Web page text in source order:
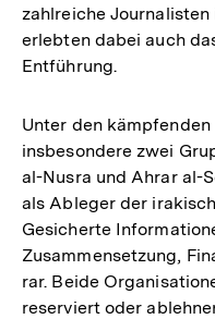
zahlreiche
erlebten dabei auch
Entführung.
Unter den
insbesondere zwei
al-Nusra und Ahrar al-
als Ableger der
Gesicherte
Zusammensetzung,
rar. Beide
reserviert oder